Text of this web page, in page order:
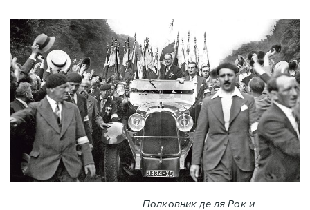
Полковник де ля Рок и